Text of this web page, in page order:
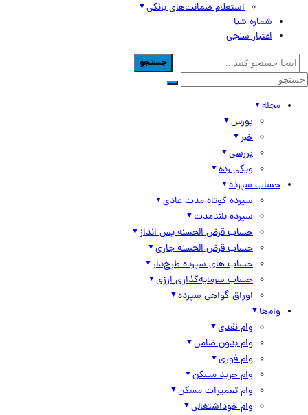
استعلام ضمانت‌های بانکی
شماره شبا
اعتبار سنجی
جستجو
مجله
بورس
خبر
بررسی
ویکی رده
حساب سپرده
سپرده کوتاه مدت عادی
سپرده بلندمدت
حساب قرض الحسنه پس انداز
حساب قرض الحسنه جاری
حساب های سپرده طرح‌دار
حساب سرمایه‌گذاری ارزی
اوراق گواهی سپرده
وام‌ها
وام نقدی
وام بدون ضامن
وام فوری
وام خرید مسکن
وام تعمیرات مسکن
وام خوداشتغالی